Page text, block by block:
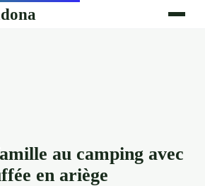
au camping avec
en ariège